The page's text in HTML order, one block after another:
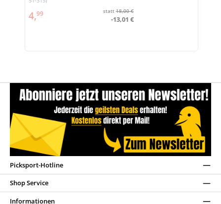
4,99 statt18,00 €
-13,01 €
Picksport-Hotline
Shop Service
Informationen